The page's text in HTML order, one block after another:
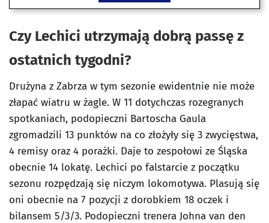
Czy Lechici utrzymają dobrą passę z
ostatnich tygodni?
Drużyna z Zabrza w tym sezonie ewidentnie nie może
złapać wiatru w żagle. W 11 dotychczas rozegranych
spotkaniach, podopieczni Bartoscha Gaula
zgromadzili 13 punktów na co złożyły się 3 zwycięstwa,
4 remisy oraz 4 porażki. Daje to zespołowi ze Śląska
obecnie 14 lokatę. Lechici po falstarcie z początku
sezonu rozpędzają się niczym lokomotywa. Plasują się
oni obecnie na 7 pozycji z dorobkiem 18 oczek i
bilansem 5/3/3. Podopieczni trenera Johna van den